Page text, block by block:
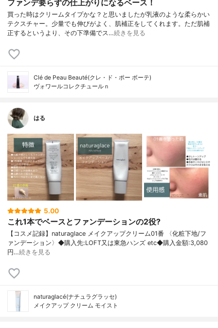
ファンデ要らずの仕上がりになるベース！
買った時はクリームタイプかな？と思いましたが乳液のような柔らかい
テクスチャー。少量でも伸びがよく、肌補正をしてくれます。ただ肌補
正するというより、その下準備でス…続きを見る
Clé de Peau Beauté(クレ・ド・ポー ボーテ)
ヴォワールコレクチュールｎ
はる
5.00
これ1本でベースとファンデーションの2役?
【コスメ記録】naturaglace メイクアップクリーム01番 〈化粧下地/フ
ァンデーション〉◆購入先:LOFT又は東急ハンズ etc◆購入金額:3,080
円…続きを見る
naturaglacé(ナチュラグラッセ)
メイクアップ クリーム モイスト